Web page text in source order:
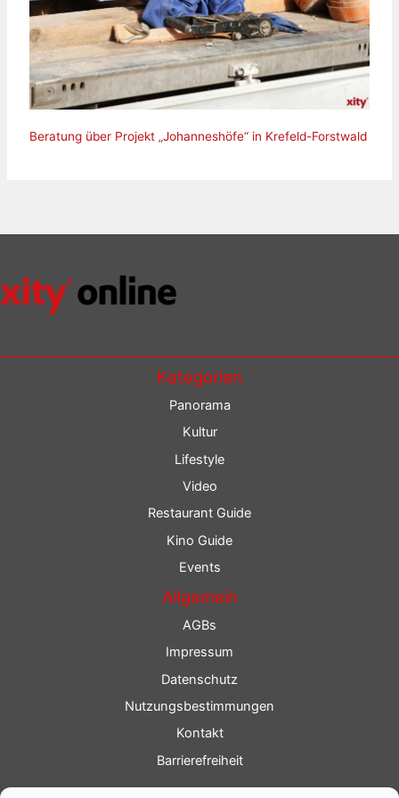
Beratung über Projekt „Johanneshöfe“ in Krefeld-Forstwald
Kategorien
Panorama
Kultur
Lifestyle
Video
Restaurant Guide
Kino Guide
Events
Allgemein
AGBs
Impressum
Datenschutz
Nutzungsbestimmungen
Kontakt
Barrierefreiheit